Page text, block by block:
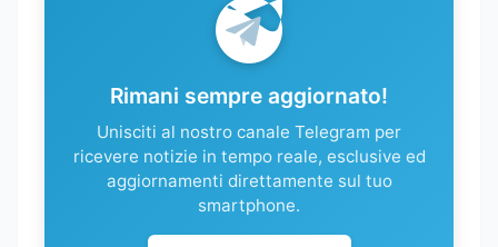
Rimani sempre aggiornato!
Unisciti al nostro canale Telegram per
ricevere notizie in tempo reale, esclusive ed
aggiornamenti direttamente sul tuo
smartphone.